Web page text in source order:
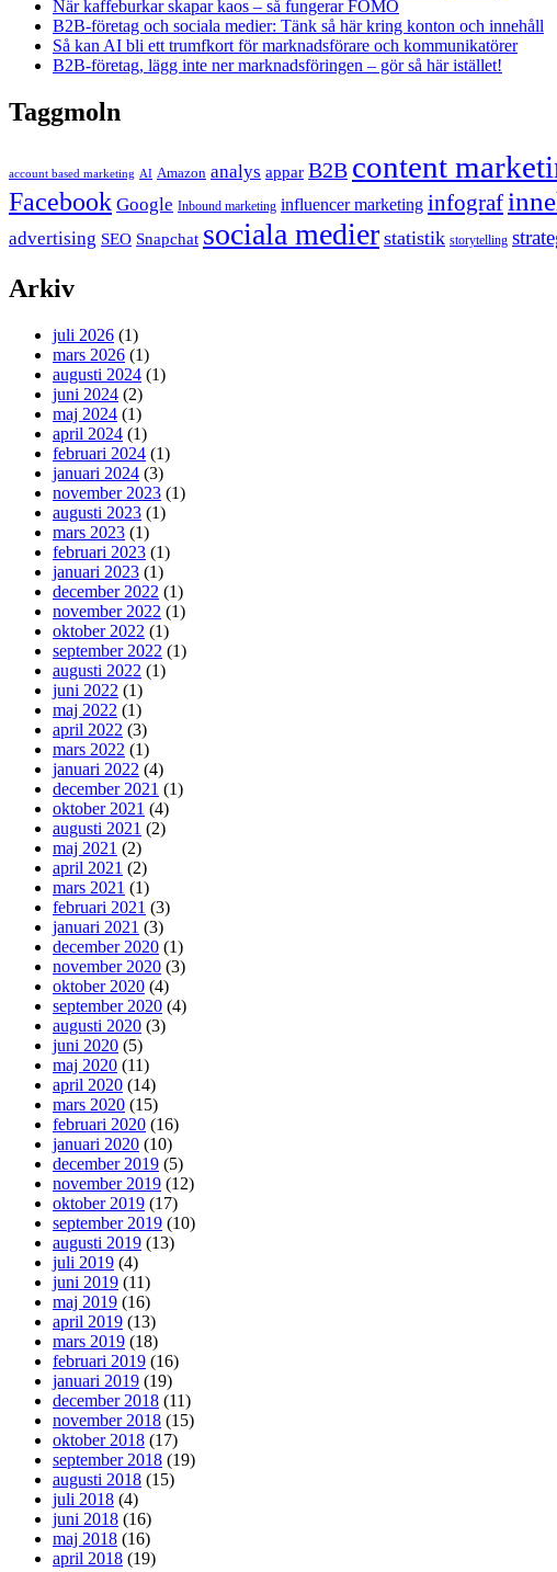
När kaffeburkar skapar kaos – så fungerar FOMO
B2B-företag och sociala medier: Tänk så här kring konton och innehåll
Så kan AI bli ett trumfkort för marknadsförare och kommunikatörer
B2B-företag, lägg inte ner marknadsföringen – gör så här istället!
Taggmoln
account based marketing AI Amazon analys appar B2B content
Facebook Google Inbound marketing influencer marketing infograf
advertising SEO Snapchat sociala medier statistik storytelling
Arkiv
juli 2026 (1)
mars 2026 (1)
augusti 2024 (1)
juni 2024 (2)
maj 2024 (1)
april 2024 (1)
februari 2024 (1)
januari 2024 (3)
november 2023 (1)
augusti 2023 (1)
mars 2023 (1)
februari 2023 (1)
januari 2023 (1)
december 2022 (1)
november 2022 (1)
oktober 2022 (1)
september 2022 (1)
augusti 2022 (1)
juni 2022 (1)
maj 2022 (1)
april 2022 (3)
mars 2022 (1)
januari 2022 (4)
december 2021 (1)
oktober 2021 (4)
augusti 2021 (2)
maj 2021 (2)
april 2021 (2)
mars 2021 (1)
februari 2021 (3)
januari 2021 (3)
december 2020 (1)
november 2020 (3)
oktober 2020 (4)
september 2020 (4)
augusti 2020 (3)
juni 2020 (5)
maj 2020 (11)
april 2020 (14)
mars 2020 (15)
februari 2020 (16)
januari 2020 (10)
december 2019 (5)
november 2019 (12)
oktober 2019 (17)
september 2019 (10)
augusti 2019 (13)
juli 2019 (4)
juni 2019 (11)
maj 2019 (16)
april 2019 (13)
mars 2019 (18)
februari 2019 (16)
januari 2019 (19)
december 2018 (11)
november 2018 (15)
oktober 2018 (17)
september 2018 (19)
augusti 2018 (15)
juli 2018 (4)
juni 2018 (16)
maj 2018 (16)
april 2018 (19)